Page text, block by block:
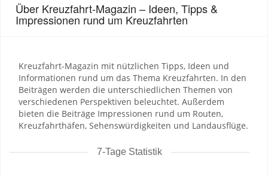
Über Kreuzfahrt-Magazin – Ideen, Tipps &
Impressionen rund um Kreuzfahrten
Kreuzfahrt-Magazin mit nützlichen Tipps, Ideen und
Informationen rund um das Thema Kreuzfahrten. In den
Beiträgen werden die unterschiedlichen Themen von
verschiedenen Perspektiven beleuchtet. Außerdem
bieten die Beiträge Impressionen rund um Routen,
Kreuzfahrthäfen, Sehenswürdigkeiten und Landausflüge.
7-Tage Statistik